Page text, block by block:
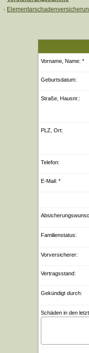
·
Vorname, Name: *
Geburts­datum:
Straße, Hausnr.:
PLZ, Ort:
Telefon:
E-Mail: *
Familienstatus:
Vorversicherer:
Vertragsstand:
Gekündigt durch:
Schäden in den